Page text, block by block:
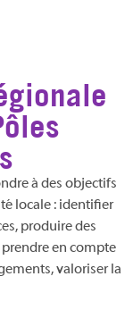
à des objectifs
locale : identifier
produire des
en compte
valoriser la